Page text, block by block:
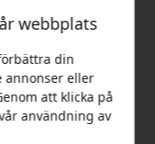
webbplats
din
annonser eller
att klicka på
användning av